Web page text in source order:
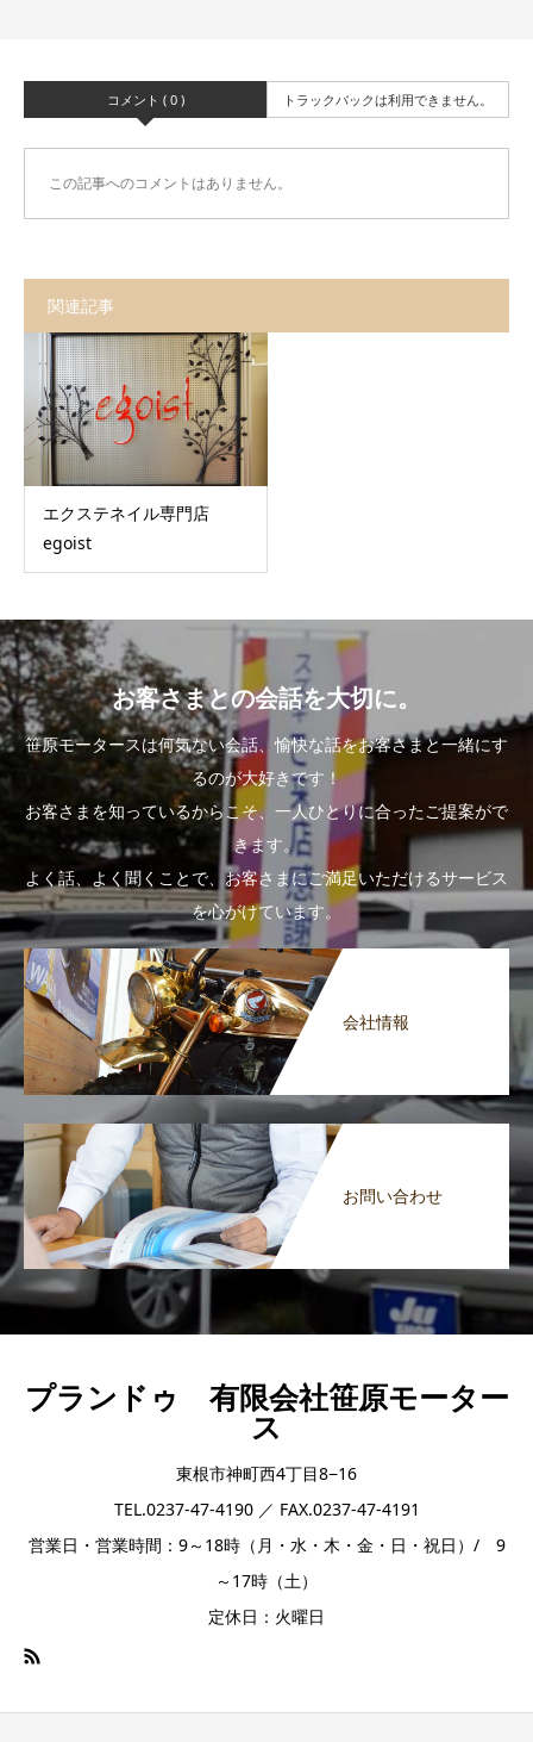
コメント ( 0 ) トラックバックは利用できません。
この記事へのコメントはありません。
関連記事
エクステネイル専門店
egoist
お客さまとの会話を大切に。
笹原モータースは何気ない会話、愉快な話をお客さまと一緒にす
るのが大好きです！
お客さまを知っているからこそ、一人ひとりに合ったご提案がで
きます。
よく話、よく聞くことで、お客さまにご満足いただけるサービス
を心がけています。
会社情報
お問い合わせ
プランドゥ 有限会社笹原モーター
ス
東根市神町西4丁目8−16
TEL.0237-47-4190 ／ FAX.0237-47-4191
営業日・営業時間：9～18時（月・水・木・金・日・祝日）/ 9
～17時（土）
定休日：火曜日